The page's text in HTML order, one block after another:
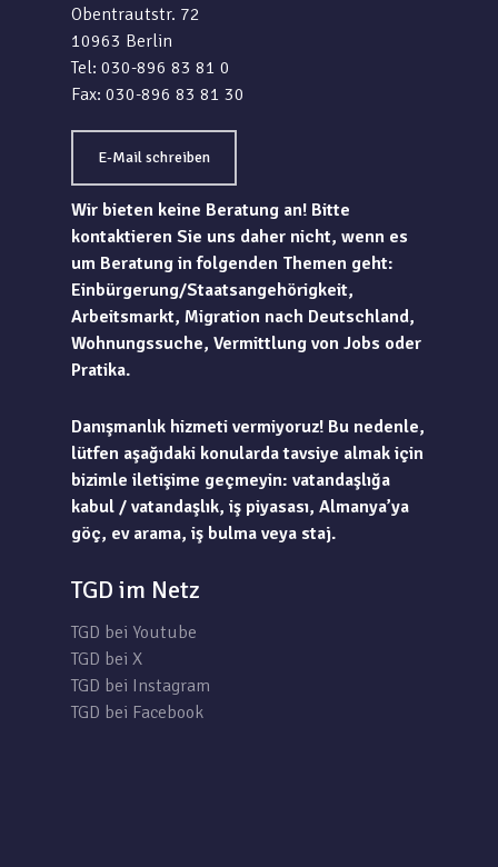
Obentrautstr. 72
10963 Berlin
Tel: 030-896 83 81 0
Fax: 030-896 83 81 30
E-Mail schreiben
Wir bieten keine Beratung an! Bitte
kontaktieren Sie uns daher nicht, wenn es
um Beratung in folgenden Themen geht:
Einbürgerung/Staatsangehörigkeit,
Arbeitsmarkt, Migration nach Deutschland,
Wohnungssuche, Vermittlung von Jobs oder
Pratika.
Danışmanlık hizmeti vermiyoruz! Bu nedenle,
lütfen aşağıdaki konularda tavsiye almak için
bizimle iletişime geçmeyin: vatandaşlığa
kabul / vatandaşlık, iş piyasası, Almanya’ya
göç, ev arama, iş bulma veya staj.
TGD im Netz
TGD bei Youtube
TGD bei X
TGD bei Instagram
TGD bei Facebook